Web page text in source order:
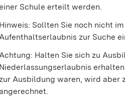
Schule erteilt werden.
Hinweis: Sollten Sie noch nicht
zur Suche
Halten Sie sich zu
Niederlassungserlaubnis
Ausbildung waren, wird aber